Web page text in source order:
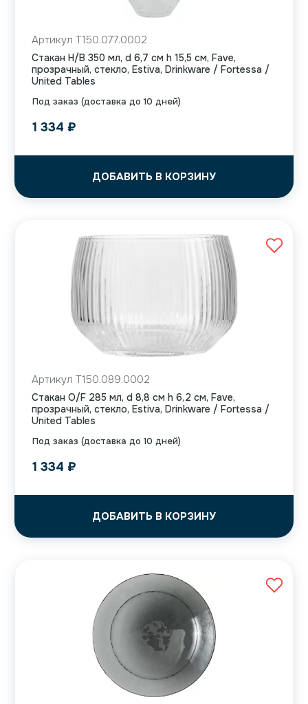
Под заказ (доставка до 10 дней)
Артикул T150.077.0002
Стакан H/B 350 мл, d 6,7 см h 15,5 см, Fave,
прозрачный, стекло, Estiva, Drinkware / Fortessa /
United Tables
1 334 ₽
ДОБАВИТЬ В КОРЗИНУ
Под заказ (доставка до 10 дней)
Артикул T150.089.0002
Стакан O/F 285 мл, d 8,8 см h 6,2 см, Fave,
прозрачный, стекло, Estiva, Drinkware / Fortessa /
United Tables
1 334 ₽
ДОБАВИТЬ В КОРЗИНУ